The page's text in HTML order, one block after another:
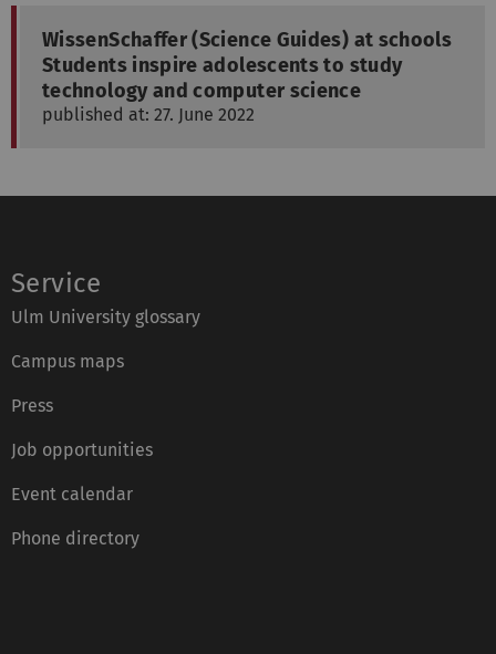
WissenSchaffer (Science Guides) at schools
Students inspire adolescents to study
technology and computer science
published at: 27. June 2022
Service
Ulm University glossary
Campus maps
Press
Job opportunities
Event calendar
Phone directory